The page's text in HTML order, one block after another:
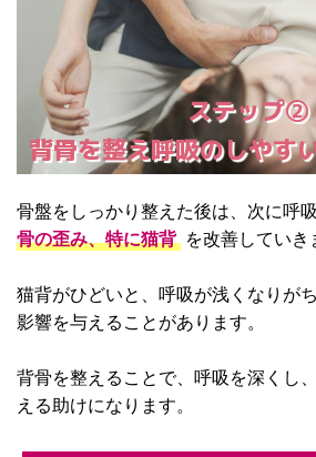
ステップ②
背骨を整え呼吸のしやす
骨盤をしっかり整えた後は、次に呼
骨の歪み、特に猫背 を改善していき
猫背がひどいと、呼吸が浅くなりが
影響を与えることがあります。
背骨を整えることで、呼吸を深くし
える助けになります。